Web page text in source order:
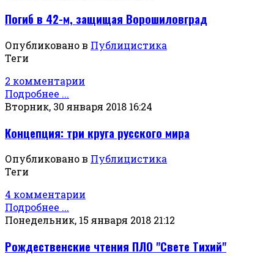
Погиб в 42-м, защищая Ворошиловград
Опубликовано в Публицистика
Теги
2 комментарии
Подробнее ...
Вторник, 30 января 2018 16:24
Концепция: три круга русского мира
Опубликовано в Публицистика
Теги
4 комментарии
Подробнее ...
Понедельник, 15 января 2018 21:12
Рождественские чтения ПЛО "Свете Тихий"